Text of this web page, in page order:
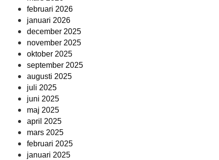
februari 2026
januari 2026
december 2025
november 2025
oktober 2025
september 2025
augusti 2025
juli 2025
juni 2025
maj 2025
april 2025
mars 2025
februari 2025
januari 2025